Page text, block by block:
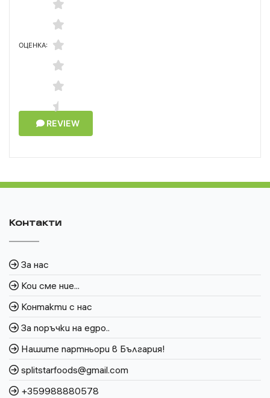
ОЦЕНКА:
REVIEW
Контакти
За нас
Кои сме ние...
Контакти с нас
За поръчки на едро..
Нашите партньори в България!
splitstarfoods@gmail.com
+359988880578